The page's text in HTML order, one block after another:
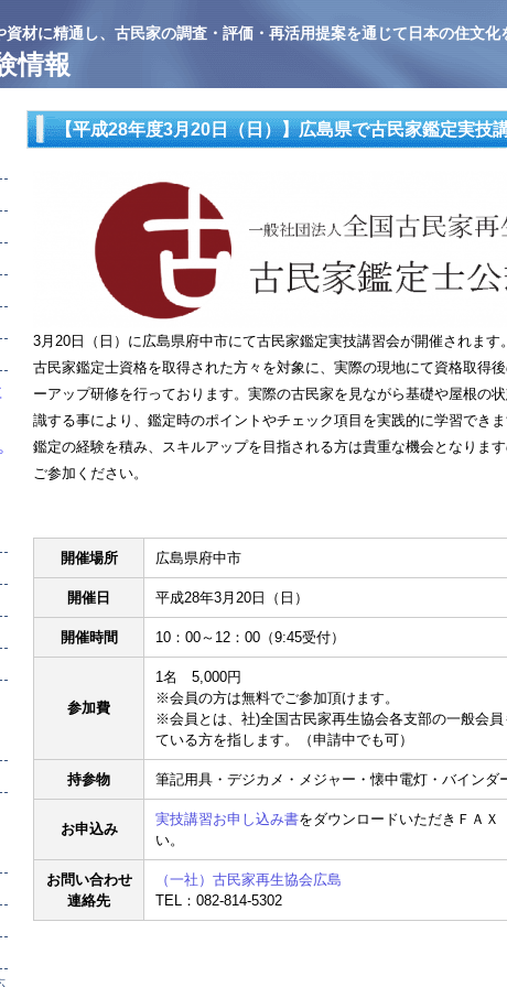
材に精通し、古民家の調査・評価・再活用提案を通じて日本の住文化
情報
【平成28年度3月20日（日）】広島県で古民家鑑定実技
3月20日（日）に広島県府中市にて古民家鑑定実技講習会が開催されます。
古民家鑑定士資格を取得された方々を対象に、実際の現地にて資格取得
ーアップ研修を行っております。実際の古民家を見ながら基礎や屋根の
識する事により、鑑定時のポイントやチェック項目を実践的に学習できま
鑑定の経験を積み、スキルアップを目指される方は貴重な機会となりま
ご参加ください。
開催場所 広島県府中市
開催日 平成28年3月20日（日）
開催時間 10：00～12：00（9:45受付）
参加費
1名 5,000円
※会員の方は無料でご参加頂けます。
※会員とは、社)全国古民家再生協会各支部の一般会
ている方を指します。（申請中でも可）
持参物 筆記用具・デジカメ・メジャー・懐中電灯・バインダ
お申込み
実技講習お申し込み書をダウンロードいただきＦＡＸ
い。
お問い合わせ
連絡先
（一社）古民家再生協会広島
TEL：082-814-5302